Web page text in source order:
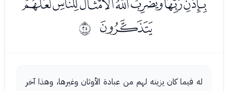
ﭝ ﰘ
له فيما كان يزينه لهم من عبادة الأوثان وغيرها، وهذا آخر